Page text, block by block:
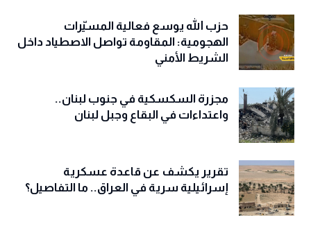
حزب الله يوسع فعالية المسيّرات
الهجومية: المقاومة تواصل الاصطياد داخل
الشريط الأمني
مجزرة السكسكية في جنوب لبنان..
واعتداءات في البقاع وجبل لبنان
تقرير يكشف عن قاعدة عسكرية
إسرائيلية سرية في العراق.. ما التفاصيل؟